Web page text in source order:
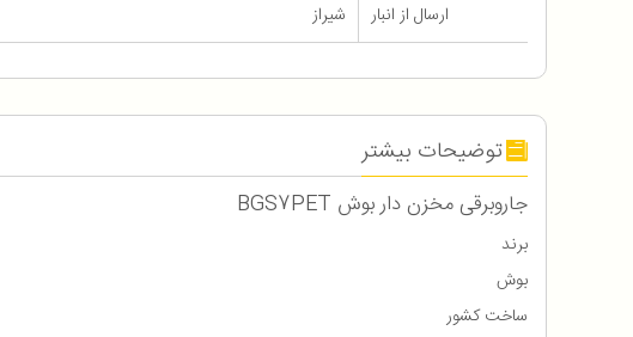
ارسال از انبار
شیراز
توضیحات بیشتر
جاروبرقی مخزن دار بوش BGS7PET
برند
بوش
ساخت کشور